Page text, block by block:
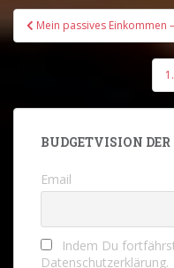
Beitrags-
Navigation
Mein passives Einkommen
BUDGETVISION
Email
Indem Du
Datenschutzerklärung.